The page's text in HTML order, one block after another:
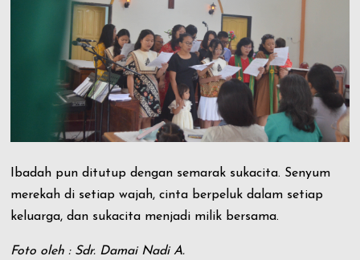
Ibadah pun ditutup dengan semarak sukacita. Senyum
merekah di setiap wajah, cinta berpeluk dalam setiap
keluarga, dan sukacita menjadi milik bersama.
Foto oleh : Sdr. Damai Nadi A.